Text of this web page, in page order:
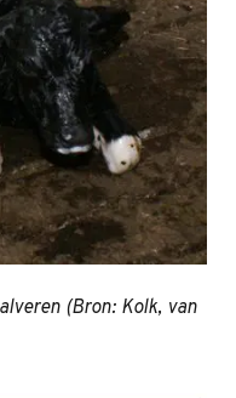
(Bron: Kolk, van